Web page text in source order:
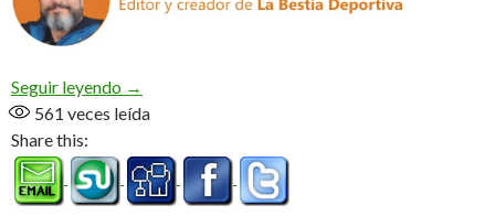
Seguir leyendo De punta a punta (Audio)
→
561 veces leída
Share this: